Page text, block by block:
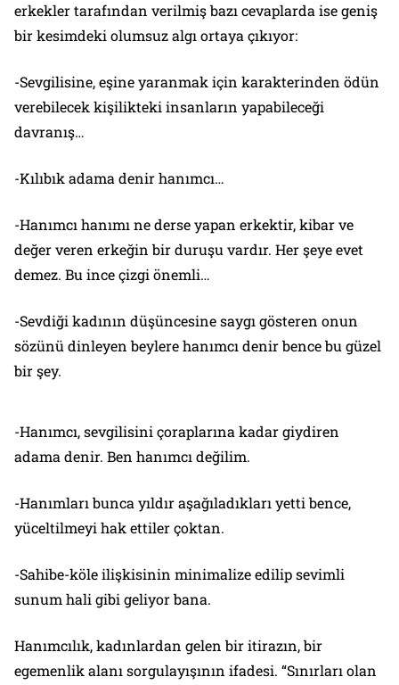
erkekler tarafından verilmiş bazı cevaplarda ise geniş
bir kesimdeki olumsuz algı ortaya çıkıyor:
-Sevgilisine, eşine yaranmak için karakterinden ödün
verebilecek kişilikteki insanların yapabileceği
davranış…
-Kılıbık adama denir hanımcı…
-Hanımcı hanımı ne derse yapan erkektir, kibar ve
değer veren erkeğin bir duruşu vardır. Her şeye evet
demez. Bu ince çizgi önemli…
-Sevdiği kadının düşüncesine saygı gösteren onun
sözünü dinleyen beylere hanımcı denir bence bu güzel
bir şey.
-Hanımcı, sevgilisini çoraplarına kadar giydiren
adama denir. Ben hanımcı değilim.
-Hanımları bunca yıldır aşağıladıkları yetti bence,
yüceltilmeyi hak ettiler çoktan.
-Sahibe-köle ilişkisinin minimalize edilip sevimli
sunum hali gibi geliyor bana.
Hanımcılık, kadınlardan gelen bir itirazın, bir
egemenlik alanı sorgulayışının ifadesi. “Sınırları olan